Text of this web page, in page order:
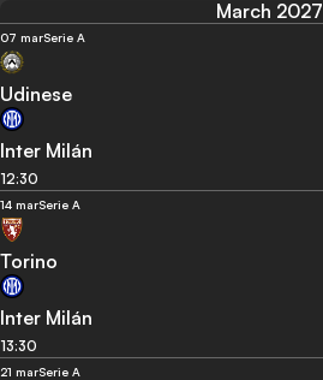
March 2027
07 marSerie A
Udinese
Inter Milán
12:30
14 marSerie A
Torino
Inter Milán
13:30
21 marSerie A